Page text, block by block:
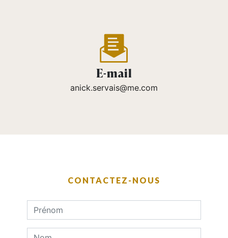
E-mail
anick.servais@me.com
CONTACTEZ-NOUS